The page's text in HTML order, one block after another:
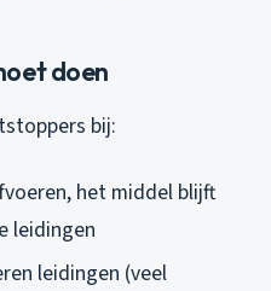
doen
bij:
het middel blijft
leidingen
leidingen (veel